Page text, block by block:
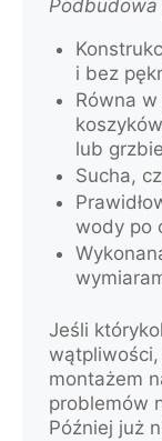
i bez
Równa
lub
Sucha,
wody po
Jeśli
montażem
problemów
Później już